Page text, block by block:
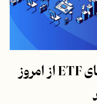
زمان معامله صندوق‌های ETF از امروز